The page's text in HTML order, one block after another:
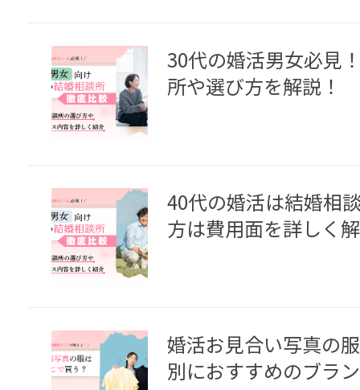
30代の婚活男女必見
所や選び方を解説！
40代の婚活は結婚相
方は費用面を詳しく
婚活お見合い写真の
別におすすめのブラ